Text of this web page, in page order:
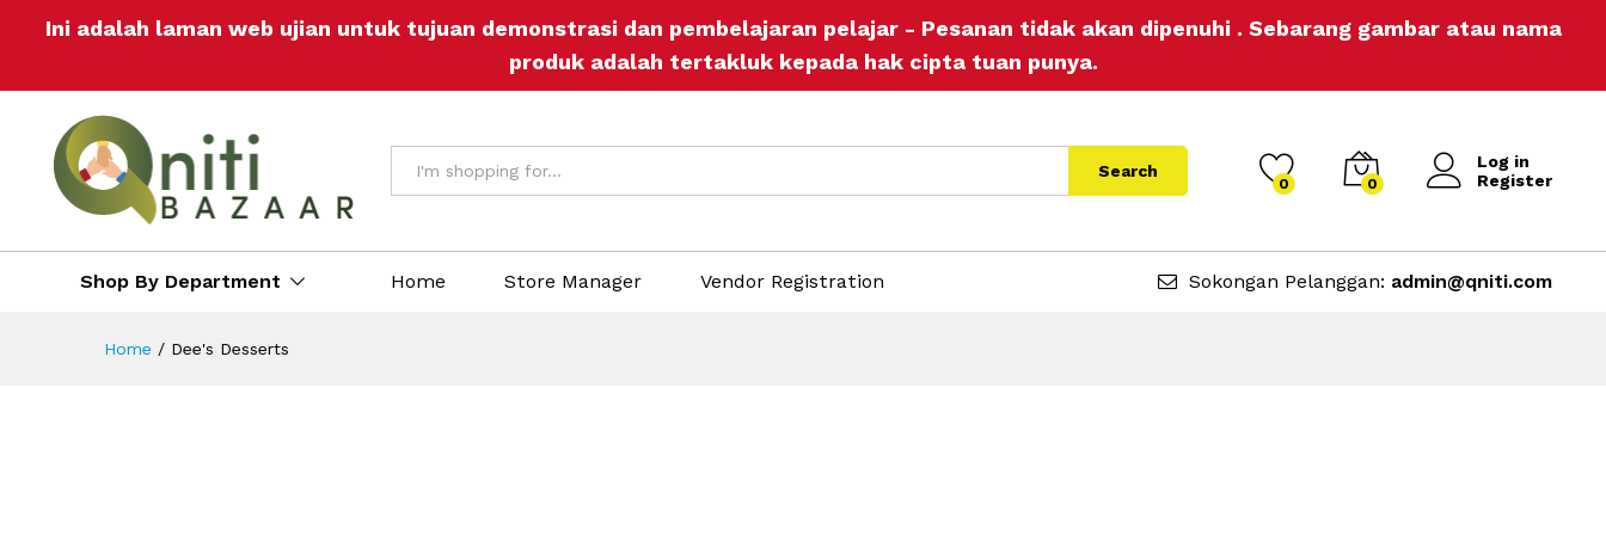
Ini adalah laman web ujian untuk tujuan demonstrasi dan pembelajaran pelajar - Pesanan tidak akan dipenuhi . Sebarang gambar atau nama
produk adalah tertakluk kepada hak cipta tuan punya.
Search
0 0
Log in
Register
Shop By Department Home Store Manager Vendor Registration Sokongan Pelanggan: admin@qniti.com
Home / Dee's Desserts